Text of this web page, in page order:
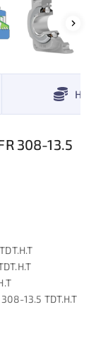
308-13.5
13.5 TDT.H.T